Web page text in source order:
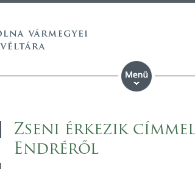
Zseni érkezik
Endréről